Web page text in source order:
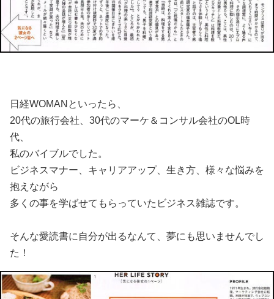
日経WOMANといったら、
20代の旅行会社、30代のマーケ＆コンサル会社のOL時
代、
私のバイブルでした。
ビジネスマナー、キャリアアップ、生き方、様々な悩みを
抱えながら
多くの事を学ばせてもらっていたビジネス雑誌です。
そんな愛読書に自分が出るなんて、夢にも思いませんでし
た！